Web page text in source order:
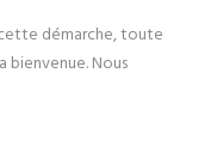
démarche, toute
bienvenue. Nous